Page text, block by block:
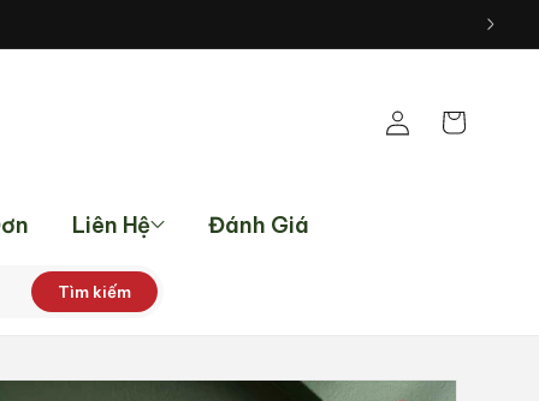
Liên Hệ Đánh Giá
Đăng
nhập
Giỏ
hàng
Tìm kiếm